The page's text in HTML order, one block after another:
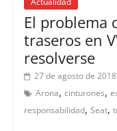
El problema
traseros en
resolverse
27 de agosto de 2018
Arona, cinturones,
responsabilidad, Seat,